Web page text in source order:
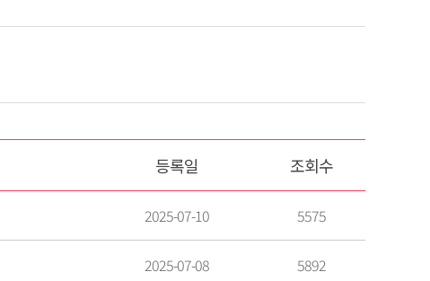
등록일 조회수
2025-07-10 5575
2025-07-08 5892